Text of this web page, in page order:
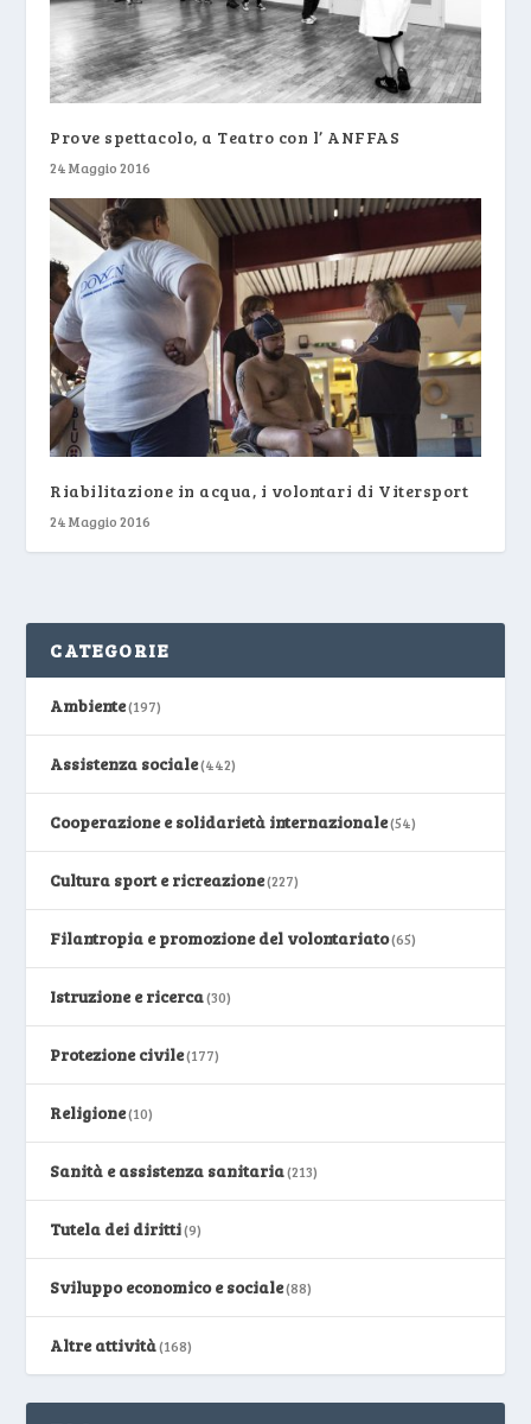
Prove spettacolo, a Teatro con l’ ANFFAS
24 Maggio 2016
Riabilitazione in acqua, i volontari di Vitersport
24 Maggio 2016
CATEGORIE
Ambiente(197)
Assistenza sociale(442)
Cooperazione e solidarietà internazionale(54)
Cultura sport e ricreazione(227)
Filantropia e promozione del volontariato(65)
Istruzione e ricerca(30)
Protezione civile(177)
Religione(10)
Sanità e assistenza sanitaria(213)
Tutela dei diritti(9)
Sviluppo economico e sociale(88)
Altre attività(168)